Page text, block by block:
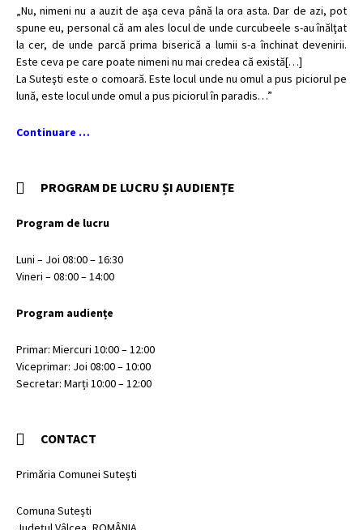
„Nu, nimeni nu a auzit de aşa ceva până la ora asta. Dar de azi, pot
spune eu, personal că am ales locul de unde curcubeele s-au înălţat
la cer, de unde parcă prima biserică a lumii s-a închinat devenirii.
Este ceva pe care poate nimeni nu mai credea că există[…]
La Suteşti este o comoară. Este locul unde nu omul a pus piciorul pe
lună, este locul unde omul a pus piciorul în paradis…”
Continuare …
PROGRAM DE LUCRU ȘI AUDIENȚE
Program de lucru
Luni – Joi 08:00 – 16:30
Vineri – 08:00 – 14:00
Program audiențe
Primar: Miercuri 10:00 – 12:00
Viceprimar: Joi 08:00 – 10:00
Secretar: Marți 10:00 – 12:00
CONTACT
Primăria Comunei Sutești
Comuna Sutești